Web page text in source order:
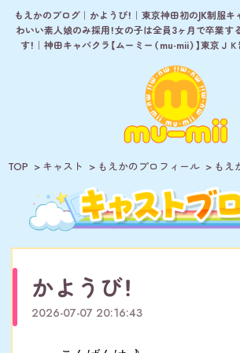
もえかのブログ｜かようび！｜東京神田初のJK制服
わいい素人娘のみ採用！女の子は全員3ヶ月で卒業す
す！｜神田キャバクラ【ムーミー（mu-mii）】東京Ｊ
TOP キャスト もえかのプロフィール もえ
かようび！
2026-07-07 20:16:43